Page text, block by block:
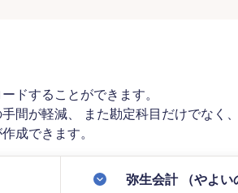
ドすることができます。
間が軽減、 また勘定科目だけでなく
成できます。
弥生会計 （やよい